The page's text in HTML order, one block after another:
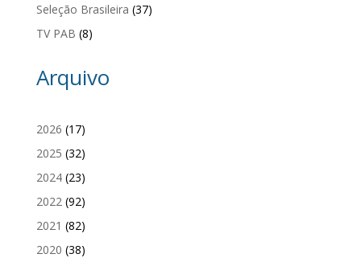
Seleção Brasileira (37)
TV PAB (8)
Arquivo
2026 (17)
2025 (32)
2024(23)
2022 (92)
2021 (82)
2020 (38)